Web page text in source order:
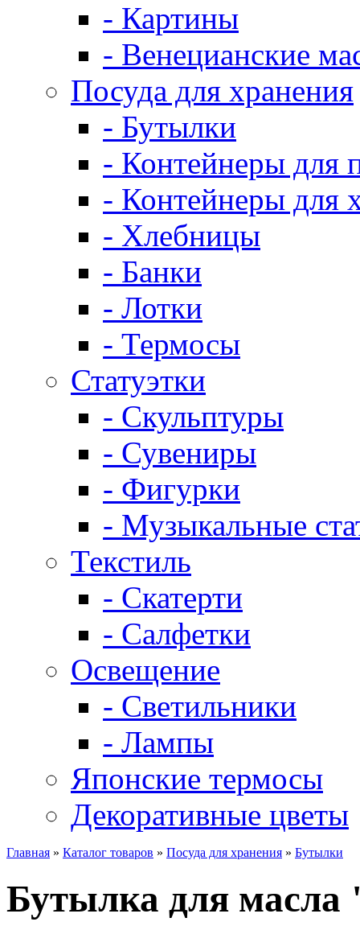
- Картины
- Венецианские
Посуда для хранения
- Бутылки
- Контейнеры для
- Контейнеры для
- Хлебницы
- Банки
- Лотки
- Термосы
Статуэтки
- Скульптуры
- Сувениры
- Фигурки
- Музыкальные
Текстиль
- Скатерти
- Салфетки
Освещение
- Светильники
- Лампы
Японские термосы
Декоративные цветы
Главная » Каталог товаров » Посуда для хранения » Бутылки
Бутылка для